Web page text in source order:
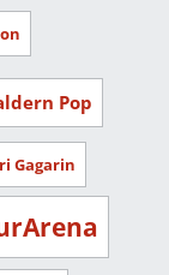
Pop
Gagarin